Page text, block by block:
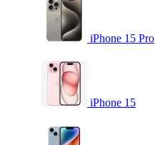
iPhone 15 Pro
iPhone 15